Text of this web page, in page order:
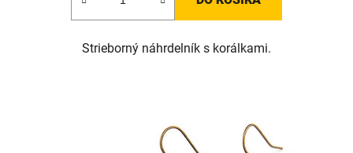
Strieborný náhrdelník s korálkami.